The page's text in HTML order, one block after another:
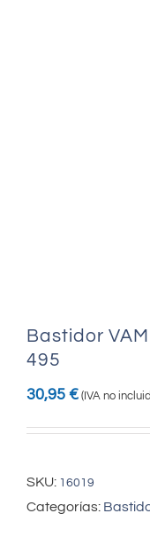
Bastidor
495
30,95 € (IVA no
SKU: 16019
Categorías: